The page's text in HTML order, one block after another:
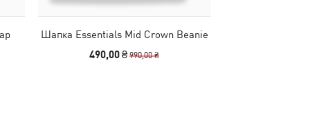
Шапка Essentials Mid Crown Beanie
490,00 ₴990,00 ₴